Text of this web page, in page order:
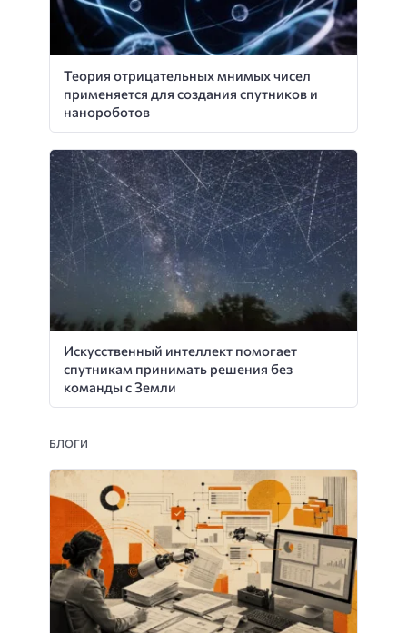
Теория отрицательных мнимых чисел
применяется для создания спутников и
нанороботов
Искусственный интеллект помогает
спутникам принимать решения без
команды с Земли
БЛОГИ